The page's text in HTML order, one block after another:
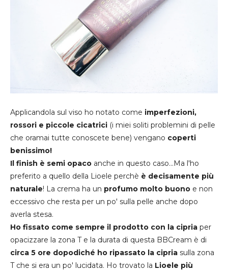
Applicandola sul viso ho notato come imperfezioni,
rossori e piccole cicatrici (i miei soliti problemini di pelle
che oramai tutte conoscete bene) vengano coperti
benissimo!
Il finish è semi opaco anche in questo caso...Ma l'ho
preferito a quello della Lioele perchè è decisamente più
naturale! La crema ha un profumo molto buono e non
eccessivo che resta per un po' sulla pelle anche dopo
averla stesa.
Ho fissato come sempre il prodotto con la cipria per
opacizzare la zona T e la durata di questa BBCream è di
circa 5 ore dopodiché ho ripassato la cipria sulla zona
T che si era un po' lucidata. Ho trovato la Lioele più